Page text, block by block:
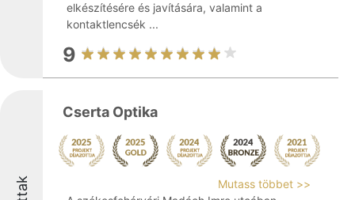
elkészítésére és javítására, valamint a
kontaktlencsék ...
9
Cserta Optika
Mutass többet >>